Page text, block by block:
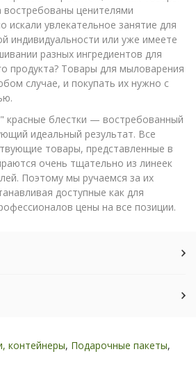
востребованы ценителями
искали увлекательное занятие для
индивидуальности или уже имеете
разных ингредиентов для
продукта? Товары для мыловарения
случае, и покупать их нужно с
красные блестки — востребованный
идеальный результат. Все
товары, представленные в
очень тщательно из линеек
Поэтому мы ручаемся за их
доступные как для
цены на все позиции.
контейнеры, Подарочные пакеты,